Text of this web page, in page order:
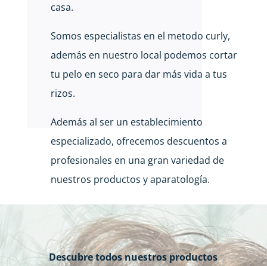
casa.
Somos especialistas en el metodo curly,
además en nuestro local podemos cortar
tu pelo en seco para dar más vida a tus
rizos.
Además al ser un establecimiento
especializado, ofrecemos descuentos a
profesionales en una gran variedad de
nuestros productos y aparatología.
Descubre todos nuestros productos